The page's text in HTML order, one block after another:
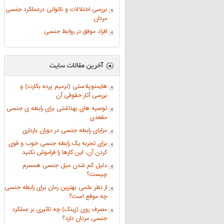
بررسی اختلالات و ناتوانی درعملکرد جنسی
مردان
افراد موفق در روابط جنسی
هایمنوپلاستی (ترمیم پرده بکارت) و
بررسی آثار حقوقی آن
توصیه های بهداشتی برای رابطه ی جنسی
مقعدی
مزایای رابطه جنسی در دوران بارداری
برای تجربه یک رابطه جنسی خوب و قوی
کردن آن، این کارها را فراموش نکنید
دلیل کم شدن میل جنسی همسرم
چیست؟
از نظر علمی بهترین زمان برای رابطه جنسی
چه موقع است؟
مصرف روی (زینک) چه تاثیری بر عملکرد
جنسی مردان دارد؟